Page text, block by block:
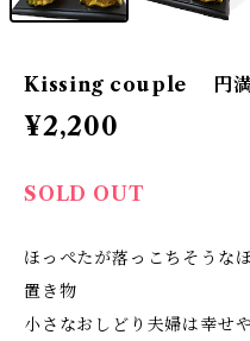
Kissing couple 円満
¥2,200
SOLD OUT
ほっぺたが落っこちそうな
置き物
小さなおしどり夫婦は幸せ